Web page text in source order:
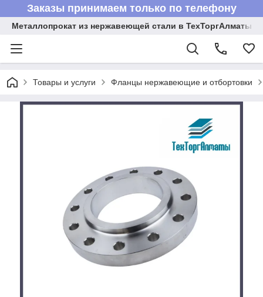
Заказы принимаем только по телефону
Металлопрокат из нержавеющей стали в ТехТоргАлматы
Товары и услуги Фланцы нержавеющие и отбортовки